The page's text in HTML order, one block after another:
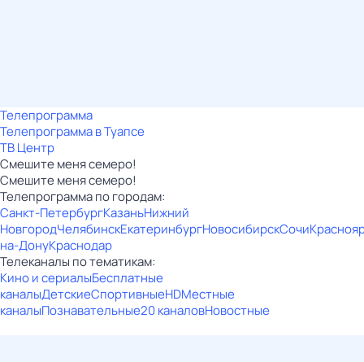
Телепрограмма
Телепрограмма в Туапсе
ТВ Центр
Смешите меня семеро!
Смешите меня семеро!
Телепрограмма по городам:
Санкт-ПетербургКазаньНижний
НовгородЧелябинскЕкатеринбургНовосибирскСочи
на-ДонуКраснодар
Телеканалы по тематикам:
Кино и сериалыБесплатные
каналыДетскиеСпортивныеHDМестные
каналыПознавательные20 каналовНовостные